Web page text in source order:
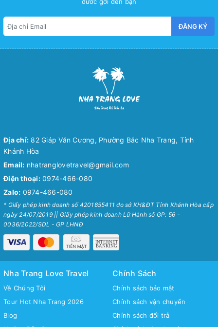
ĐĂNG KÝ
Địa chỉ: 82 Giáp Văn Cương, Phường Bắc Nha Trang, Tỉnh
Khánh Hòa
Email: nhatranglovetravel@gmail.com
Điện thoại: 0974-466-080
Zalo: 0974-466-080
* Giấy phép kinh doanh số 4201855411 do sở KH&ĐT Tỉnh Khánh Hòa cấp
ngày 24/07/2019 || Giấy phép kinh doanh Lữ Hành số GP: 56 -
0036/2022/SDL - GP LHNĐ
Nha Trang Love Travel
Về Chúng Tôi
Tour Hot Nha Trang 2026
Blog
Chính Sách
Chính sách bảo mật
Chính sách vận chuyển
Chính sách đổi trả
Mã Giảm Giá
Chọn Sao Chép mã giảm giá tương ứng và dán vào phần Mã
Mã giảm 15% cho đơn tối thiểu
Hạn sử dung: 31/09/2020